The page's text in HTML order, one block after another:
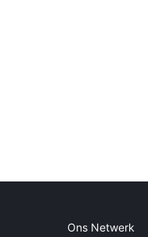
Ons Netwerk